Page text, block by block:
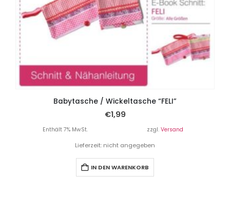
Babytasche / Wickeltasche “FELI”
€1,99
Enthält 7% MwSt. zzgl. Versand
Lieferzeit: nicht angegeben
IN DEN WARENKORB